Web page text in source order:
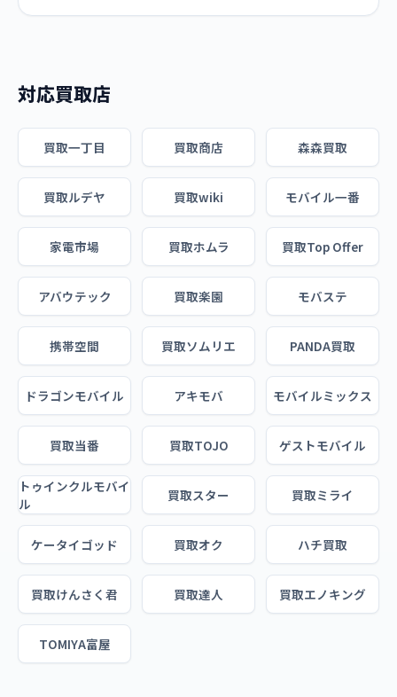
対応買取店
買取一丁目 買取商店 森森買取
買取ルデヤ 買取wiki モバイル一番
家電市場 買取ホムラ 買取Top Offer
アバウテック 買取楽園 モバステ
携帯空間 買取ソムリエ PANDA買取
ドラゴンモバイル アキモバ モバイルミックス
買取当番 買取TOJO ゲストモバイル
トゥインクルモバイ
ル
買取スター 買取ミライ
ケータイゴッド 買取オク ハチ買取
買取けんさく君 買取達人 買取エノキング
TOMIYA富屋